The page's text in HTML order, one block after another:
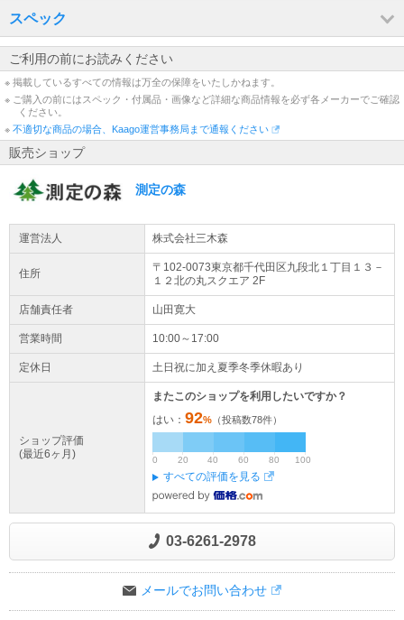
スペック
ご利用の前にお読みください
※ 掲載しているすべての情報は万全の保障をいたしかねます。
※ ご購入の前にはスペック・付属品・画像など詳細な商品情報を必ず各メーカーでご確認
ください。
※ 不適切な商品の場合、Kaago運営事務局まで通報ください
販売ショップ
測定の森
運営法人 株式会社三木森
住所 〒102-0073東京都千代田区九段北１丁目１３－
１２ 北の丸スクエア 2F
店舗責任者 山田寛大
営業時間 10:00～17:00
定休日 土日祝に加え夏季冬季休暇あり
ショップ評価
(最近6ヶ月)
またこのショップを利用したいですか？
はい： 92% （投稿数78件）
0 20 40 60 80 100
すべての評価を見る
03-6261-2978
メールでお問い合わせ